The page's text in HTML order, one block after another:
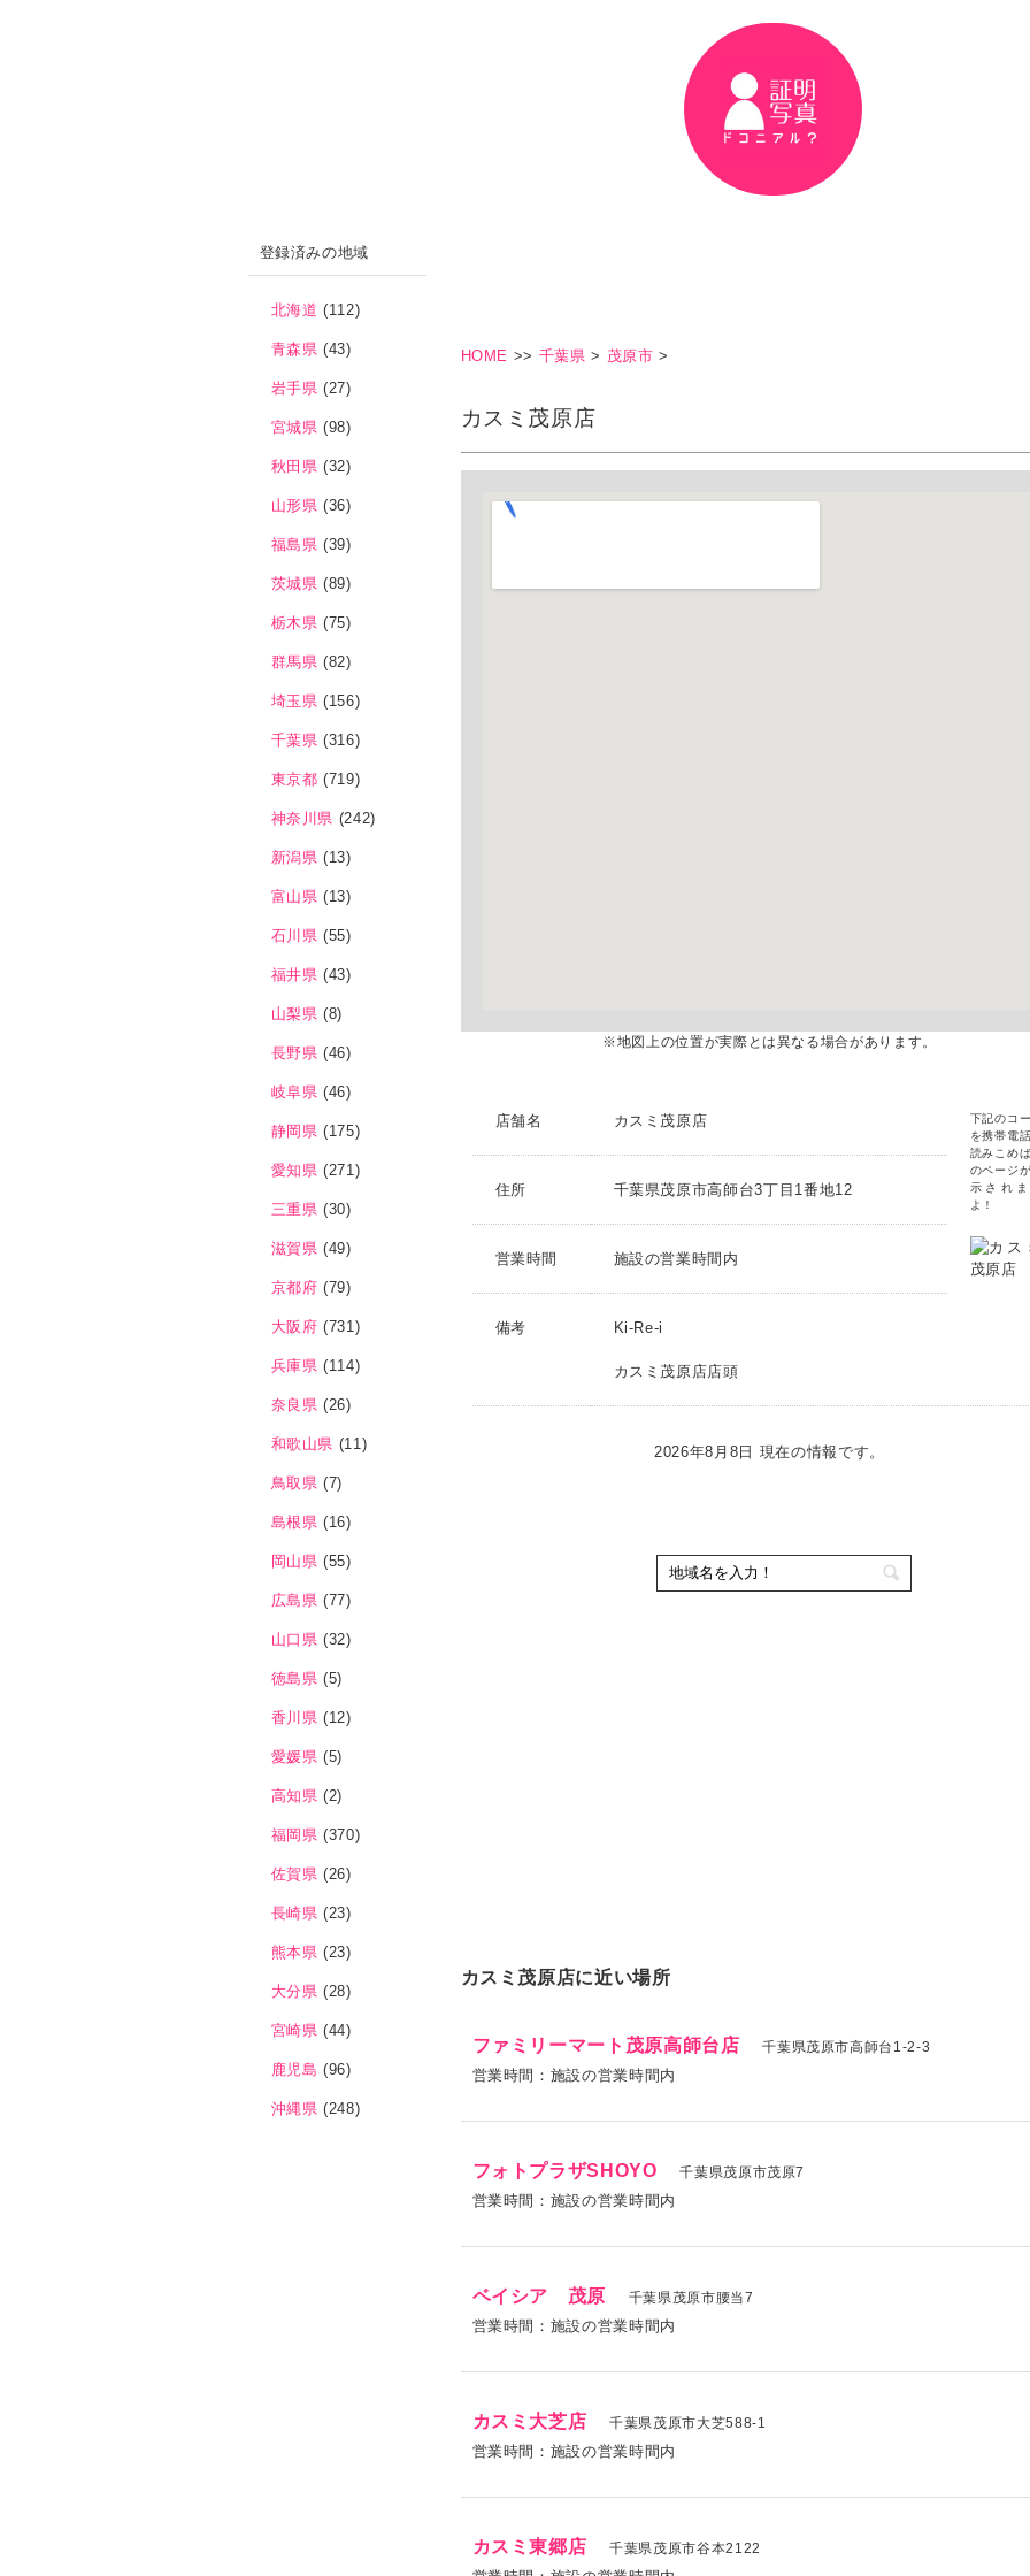
HOME >> 千葉県 > 茂原市 >
カスミ茂原店
※地図上の位置が実際とは異なる場合があります。
店舗名 カスミ茂原店
下記のコ
を携帯電
読みこめ
のページ
示され
よ！
住所 千葉県茂原市高師台3丁目1番地12
営業時間 施設の営業時間内
備考 Ki-Re-i
カスミ茂原店店頭
2026年8月8日 現在の情報です。
カスミ茂原店に近い場所
ファミリーマート茂原高師台店 千葉県茂原市高師台1-2-3
営業時間：施設の営業時間内
フォトプラザSHOYO 千葉県茂原市茂原7
営業時間：施設の営業時間内
ベイシア 茂原 千葉県茂原市腰当7
営業時間：施設の営業時間内
カスミ大芝店 千葉県茂原市大芝588-1
営業時間：施設の営業時間内
カスミ東郷店 千葉県茂原市谷本2122
登録済みの地域
北海道 (112)
青森県 (43)
岩手県 (27)
宮城県 (98)
秋田県 (32)
山形県 (36)
福島県 (39)
茨城県 (89)
栃木県 (75)
群馬県 (82)
埼玉県 (156)
千葉県 (316)
東京都 (719)
神奈川県 (242)
新潟県 (13)
富山県 (13)
石川県 (55)
福井県 (43)
山梨県 (8)
長野県 (46)
岐阜県 (46)
静岡県 (175)
愛知県 (271)
三重県 (30)
滋賀県 (49)
京都府 (79)
大阪府 (731)
兵庫県 (114)
奈良県 (26)
和歌山県 (11)
鳥取県 (7)
島根県 (16)
岡山県 (55)
広島県 (77)
山口県 (32)
徳島県 (5)
香川県 (12)
愛媛県 (5)
高知県 (2)
福岡県 (370)
佐賀県 (26)
長崎県 (23)
熊本県 (23)
大分県 (28)
宮崎県 (44)
鹿児島 (96)
沖縄県 (248)